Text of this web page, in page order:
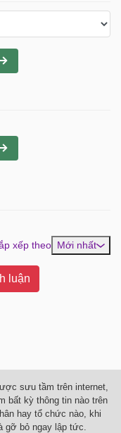
xếp theo Mới nhất
luận
sưu tầm trên internet,
bất kỳ thông tin nào trên
hay tổ chức nào, khi
gỡ bỏ ngay lập tức.